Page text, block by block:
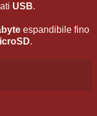
USB.
espandibile fino
.